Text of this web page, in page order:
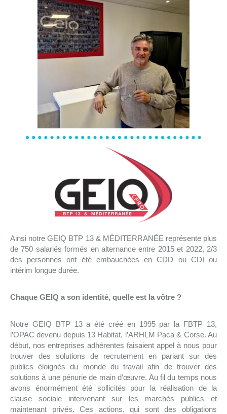
Ainsi notre GEIQ BTP 13 & MÉDITERRANÉE représente plus
de 750 salariés formés en alternance entre 2015 et 2022, 2/3
des personnes ont été embauchées en CDD ou CDI ou
intérim longue durée.
Chaque GEIQ a son identité, quelle est la vôtre ?
Notre GEIQ BTP 13 a été créé en 1995 par la FBTP 13,
l’OPAC devenu depuis 13 Habitat, l’ARHLM Paca & Corse. Au
début, nos entreprises adhérentes faisaient appel à nous pour
trouver des solutions de recrutement en pariant sur des
publics éloignés du monde du travail afin de trouver des
solutions à une pénurie de main d’œuvre. Au fil du temps nous
avons énormément été sollicités pour la réalisation de la
clause sociale intervenant sur les marchés publics et
maintenant privés. Ces actions, qui sont des obligations